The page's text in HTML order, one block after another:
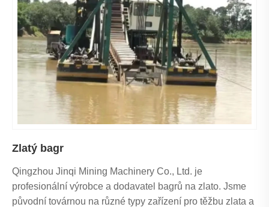
Zlatý bagr
Qingzhou Jinqi Mining Machinery Co., Ltd. je
profesionální výrobce a dodavatel bagrů na zlato. Jsme
původní továrnou na různé typy zařízení pro těžbu zlata a